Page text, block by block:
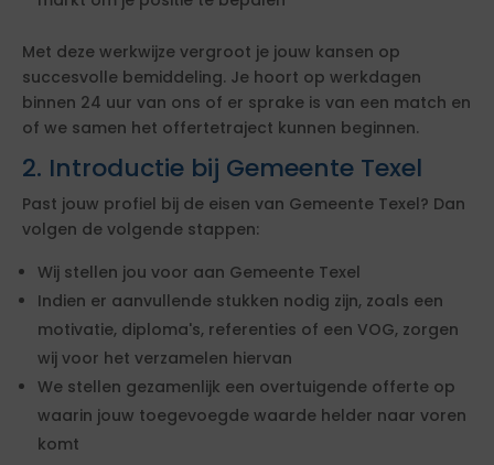
Met deze werkwijze vergroot je jouw kansen op
succesvolle bemiddeling. Je hoort op werkdagen
binnen 24 uur van ons of er sprake is van een match en
of we samen het offertetraject kunnen beginnen.
2. Introductie bij Gemeente Texel
Past jouw profiel bij de eisen van Gemeente Texel? Dan
volgen de volgende stappen:
Wij stellen jou voor aan Gemeente Texel
Indien er aanvullende stukken nodig zijn, zoals een
motivatie, diploma's, referenties of een VOG, zorgen
wij voor het verzamelen hiervan
We stellen gezamenlijk een overtuigende offerte op
waarin jouw toegevoegde waarde helder naar voren
komt